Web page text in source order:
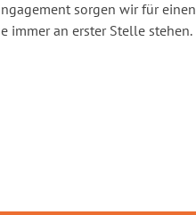
sorgen wir für einen
immer an erster Stelle stehen.